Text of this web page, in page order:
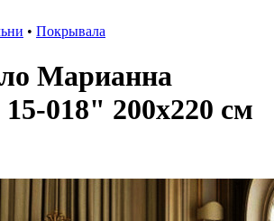
• Покрывала
Марианна
018" 200х220 см